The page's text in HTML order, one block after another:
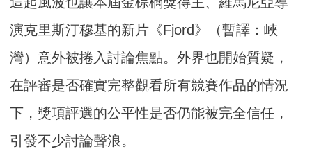
演克里斯汀穆基的新片《Fjord》（暫譯：峽
灣）意外被捲入討論焦點。外界也開始質疑，
在評審是否確實完整觀看所有競賽作品的情況
下，獎項評選的公平性是否仍能被完全信任，
引發不少討論聲浪。